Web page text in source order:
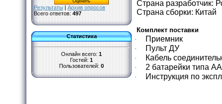
Результаты | Архив опросов
Всего ответов: 497
Статистика
Онлайн всего: 1
Гостей: 1
Пользователей: 0
Страна разработчик:
Страна сборки: Китай
Комплект поставки
·
Приемник
· Пульт ДУ
· Кабель
· 2 батарейки типа
· Инструкция по